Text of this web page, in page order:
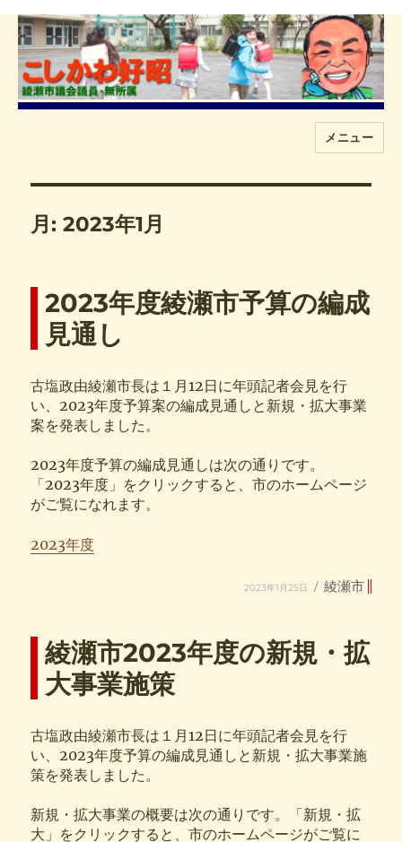
メニュー
月:2023年1月
2023年度綾瀬市予算の編成
見通し
古塩政由綾瀬市長は１月12日に年頭記者会見を行
い、2023年度予算案の編成見通しと新規・拡大事業
案を発表しました。
2023年度予算の編成見通しは次の通りです。
「2023年度」をクリックすると、市のホームページ
がご覧になれます。
2023年度
投
稿
2023年1月25日
カ
テ
綾瀬市
綾瀬市2023年度の新規・拡
大事業施策
古塩政由綾瀬市長は１月12日に年頭記者会見を行
い、2023年度予算の編成見通しと新規・拡大事業施
策を発表しました。
新規・拡大事業の概要は次の通りです。「新規・拡
大」をクリックすると、市のホームページがご覧に